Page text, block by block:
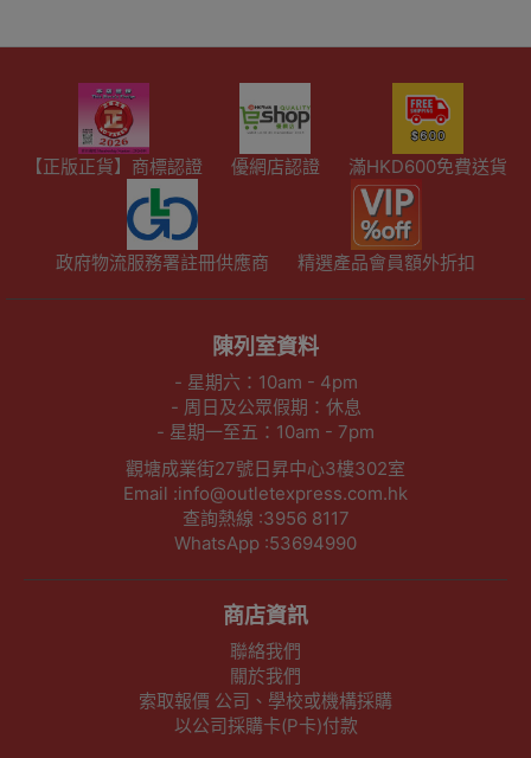
【正版正貨】商標認證 優網店認證 滿HKD600免費送貨
政府物流服務署註冊供應商 精選產品會員額外折扣
陳列室資料
- 星期六：10am - 4pm
- 周日及公眾假期：休息
- 星期一至五：10am - 7pm
觀塘成業街27號日昇中心3樓302室
Email :info@outletexpress.com.hk
查詢熱線 :3956 8117
WhatsApp :53694990
商店資訊
聯絡我們
關於我們
索取報價 公司、學校或機構採購
以公司採購卡(P卡)付款